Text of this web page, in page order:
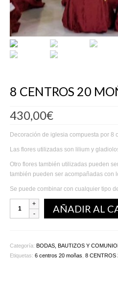
8 CENTROS 20
430,00€
Decoración de iglesia compuesta por 8
Las flores utilizadas son lilium y
Otro flores también utilizadas pueden
también pueden ser acompañadas con
Se puede combinar con cualquier tipo
AÑADIR AL
Categoría: BODAS, BAUTIZOS Y
Etiquetas: 6 centros 20 moñas 8 CENTROS